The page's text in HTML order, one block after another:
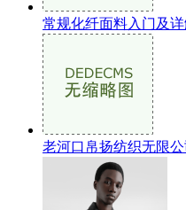
常规化纤面料入门及
老河口帛扬纺织无限